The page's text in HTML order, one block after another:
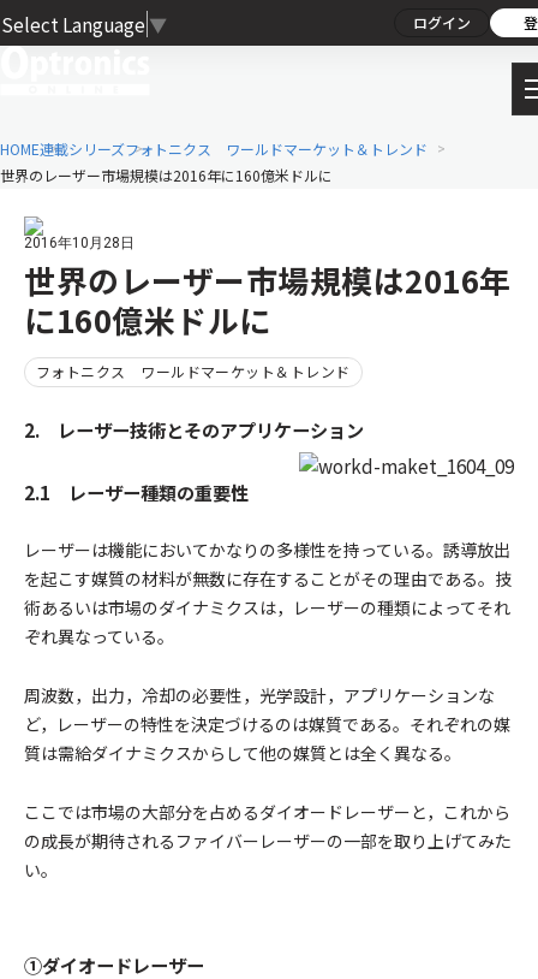
Select Language ▼ ログイン
HOME連載シリーズフォトニクス ワールドマーケット＆トレンド
世界のレーザー市場規模は2016年に160億米ドルに
2016年10月28日
世界のレーザー市場規模は2016年
に160億米ドルに
フォトニクス ワールドマーケット＆トレンド
2. レーザー技術とそのアプリケーション
2.1 レーザー種類の重要性
レーザーは機能においてかなりの多様性を持っている。誘導放出
を起こす媒質の材料が無数に存在することがその理由である。技
術あるいは市場のダイナミクスは，レーザーの種類によってそれ
ぞれ異なっている。
周波数，出力，冷却の必要性，光学設計，アプリケーションな
ど，レーザーの特性を決定づけるのは媒質である。それぞれの媒
質は需給ダイナミクスからして他の媒質とは全く異なる。
ここでは市場の大部分を占めるダイオードレーザーと，これから
の成長が期待されるファイバーレーザーの一部を取り上げてみた
い。
①ダイオードレーザー